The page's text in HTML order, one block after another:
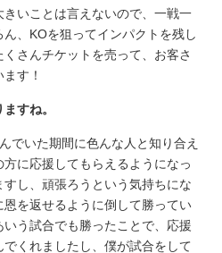
いことは言えないので、一戦一
、KOを狙ってインパクトを残し
さんチケットを売って、お客さ
す！
すね。
いた期間に色んな人と知り合え
に応援してもらえるようになっ
し、頑張ろうという気持ちにな
を返せるように倒して勝ってい
う試合でも勝ったことで、応援
くれましたし、僕が試合をして